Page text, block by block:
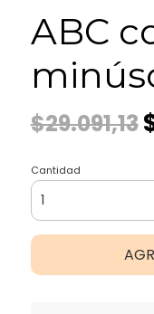
ABC
$29.091,13
Cantidad